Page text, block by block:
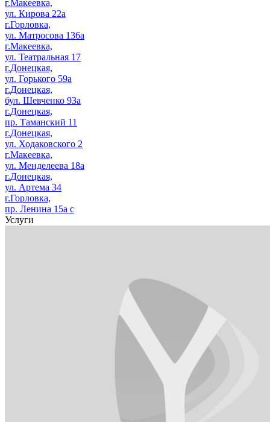
г.Макеевка,
ул. Кирова 22а
г.Горловка,
ул. Матросова 136а
г.Макеевка,
ул. Театральная 17
г.Донецкая,
ул. Горького 59а
г.Донецкая,
бул. Шевченко 93а
г.Донецкая,
пр. Таманский 11
г.Донецкая,
ул. Ходаковского 2
г.Макеевка,
ул. Менделеева 18а
г.Донецкая,
ул. Артема 34
г.Горловка,
пр. Ленина 15а с
Услуги